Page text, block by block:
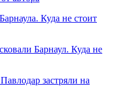
Куда не стоит
Барнаул. Куда не
застряли на